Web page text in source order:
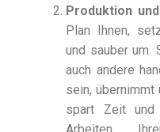
Produktion
Plan Ihnen,
und sauber um.
auch andere
sein, übernimmt
spart Zeit